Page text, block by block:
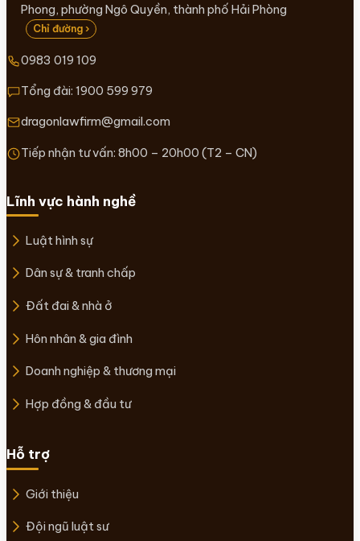
Phong, phường Ngô Quyền, thành phố Hải Phòng
Chỉ đường ›
0983 019 109
Tổng đài: 1900 599 979
dragonlawfirm@gmail.com
Tiếp nhận tư vấn: 8h00 – 20h00 (T2 – CN)
Lĩnh vực hành nghề
Luật hình sự
Dân sự & tranh chấp
Đất đai & nhà ở
Hôn nhân & gia đình
Doanh nghiệp & thương mại
Hợp đồng & đầu tư
Hỗ trợ
Giới thiệu
Đội ngũ luật sư